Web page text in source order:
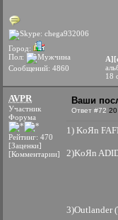
Город:
Пол:
Сообщений: 4860
18
AVPR
Участник
Форума
Рейтинг: 470
[Заценки]
[Комментарии]
Ваши
Ответ #72 20
1) KoЯn
2)KoЯn
3)Outlander